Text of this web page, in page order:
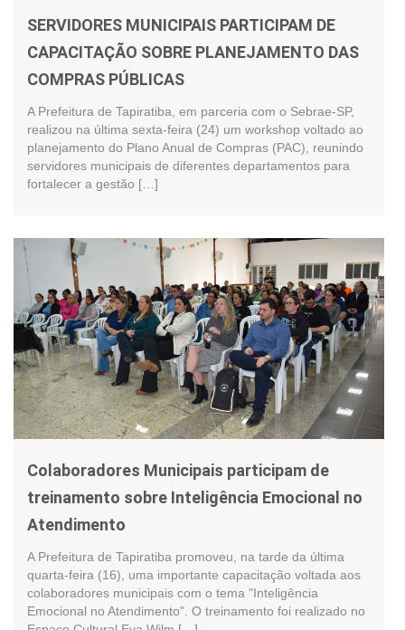
SERVIDORES MUNICIPAIS PARTICIPAM DE
CAPACITAÇÃO SOBRE PLANEJAMENTO DAS
COMPRAS PÚBLICAS
A Prefeitura de Tapiratiba, em parceria com o Sebrae-SP,
realizou na última sexta-feira (24) um workshop voltado ao
planejamento do Plano Anual de Compras (PAC), reunindo
servidores municipais de diferentes departamentos para
fortalecer a gestão […]
Colaboradores Municipais participam de
treinamento sobre Inteligência Emocional no
Atendimento
A Prefeitura de Tapiratiba promoveu, na tarde da última
quarta-feira (16), uma importante capacitação voltada aos
colaboradores municipais com o tema "Inteligência
Emocional no Atendimento". O treinamento foi realizado no